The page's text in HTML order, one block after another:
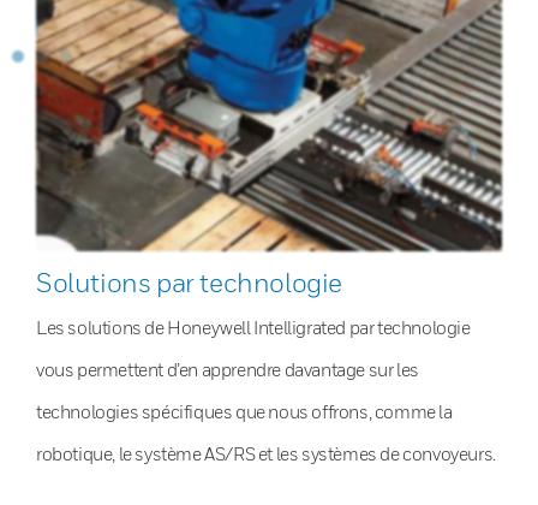
Solutions par technologie
Les solutions de Honeywell Intelligrated par technologie
vous permettent d’en apprendre davantage sur les
technologies spécifiques que nous offrons, comme la
robotique, le système AS/RS et les systèmes de convoyeurs.